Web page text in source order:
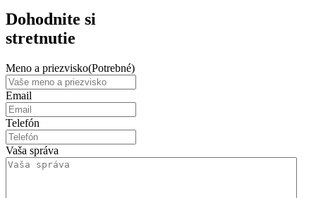
Dohodnite si
stretnutie
Meno a priezvisko(Potrebné)
Email
Telefón
Vaša správa